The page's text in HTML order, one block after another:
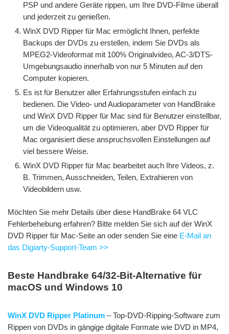
PSP und andere Geräte rippen, um Ihre DVD-Filme überall
und jederzeit zu genießen.
WinX DVD Ripper für Mac ermöglicht Ihnen, perfekte
Backups der DVDs zu erstellen, indem Sie DVDs als
MPEG2-Videoformat mit 100% Originalvideo, AC-3/DTS-
Umgebungsaudio innerhalb von nur 5 Minuten auf den
Computer kopieren.
Es ist für Benutzer aller Erfahrungsstufen einfach zu
bedienen. Die Video- und Audioparameter von HandBrake
und WinX DVD Ripper für Mac sind für Benutzer einstellbar,
um die Videoqualität zu optimieren, aber DVD Ripper für
Mac organisiert diese anspruchsvollen Einstellungen auf
viel bessere Weise.
WinX DVD Ripper für Mac bearbeitet auch Ihre Videos, z.
B. Trimmen, Ausschneiden, Teilen, Extrahieren von
Videobildern usw.
Möchten Sie mehr Details über diese HandBrake 64 VLC
Fehlerbehebung erfahren? Bitte melden Sie sich auf der WinX
DVD Ripper für Mac-Seite an oder senden Sie eine E-Mail an
das Digiarty-Support-Team >>
Beste Handbrake 64/32-Bit-Alternative für
macOS und Windows 10
WinX DVD Ripper Platinum – Top-DVD-Ripping-Software zum
Rippen von DVDs in gängige digitale Formate wie DVD in MP4,